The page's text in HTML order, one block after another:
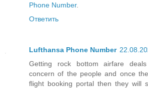
Phone Number.
Ответить
Lufthansa Phone Number
Getting rock bottom airfare
concern of the people and once
flight booking portal then they will